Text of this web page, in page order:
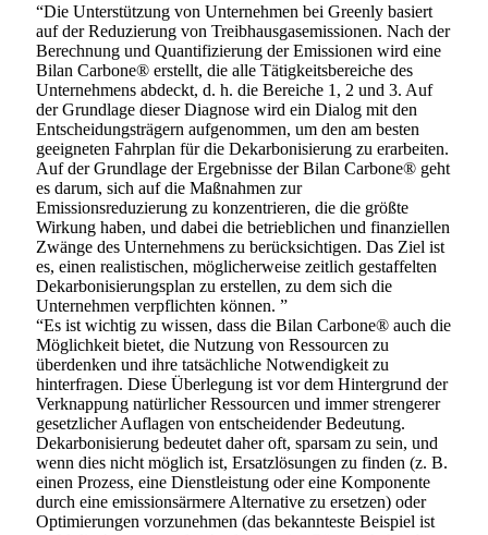
“Die Unterstützung von Unternehmen bei Greenly basiert
auf der Reduzierung von Treibhausgasemissionen. Nach der
Berechnung und Quantifizierung der Emissionen wird eine
Bilan Carbone® erstellt, die alle Tätigkeitsbereiche des
Unternehmens abdeckt, d. h. die Bereiche 1, 2 und 3. Auf
der Grundlage dieser Diagnose wird ein Dialog mit den
Entscheidungsträgern aufgenommen, um den am besten
geeigneten Fahrplan für die Dekarbonisierung zu erarbeiten.
Auf der Grundlage der Ergebnisse der Bilan Carbone® geht
es darum, sich auf die Maßnahmen zur
Emissionsreduzierung zu konzentrieren, die die größte
Wirkung haben, und dabei die betrieblichen und finanziellen
Zwänge des Unternehmens zu berücksichtigen. Das Ziel ist
es, einen realistischen, möglicherweise zeitlich gestaffelten
Dekarbonisierungsplan zu erstellen, zu dem sich die
Unternehmen verpflichten können. ”
“Es ist wichtig zu wissen, dass die Bilan Carbone® auch die
Möglichkeit bietet, die Nutzung von Ressourcen zu
überdenken und ihre tatsächliche Notwendigkeit zu
hinterfragen. Diese Überlegung ist vor dem Hintergrund der
Verknappung natürlicher Ressourcen und immer strengerer
gesetzlicher Auflagen von entscheidender Bedeutung.
Dekarbonisierung bedeutet daher oft, sparsam zu sein, und
wenn dies nicht möglich ist, Ersatzlösungen zu finden (z. B.
einen Prozess, eine Dienstleistung oder eine Komponente
durch eine emissionsärmere Alternative zu ersetzen) oder
Optimierungen vorzunehmen (das bekannteste Beispiel ist